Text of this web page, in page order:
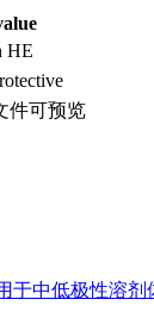
HE
件可预览
于中低极性溶剂